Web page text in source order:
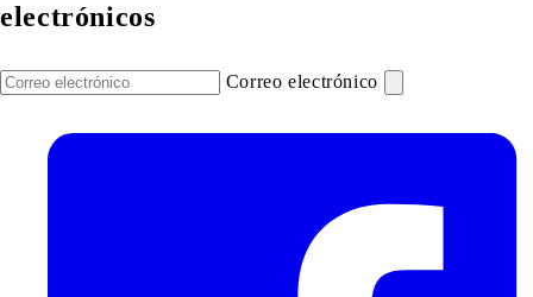
electrónicos
Correo electrónico